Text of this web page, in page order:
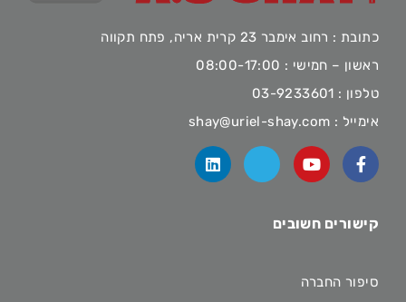
כתובת : רחוב אימבר 23 קרית אריה, פתח תקווה
ראשון – חמישי : 08:00-17:00
טלפון : 03-9233601
אימייל : shay@uriel-shay.com
קישורים חשובים
סיפור החברה